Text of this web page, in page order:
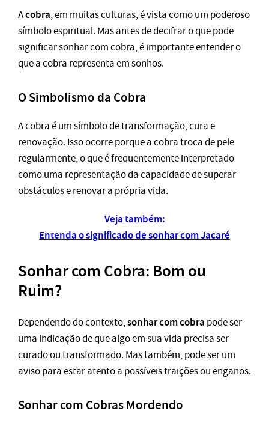
Acobra, em muitas culturas, é vista como um poderoso
símbolo espiritual. Mas antes de decifrar o que pode
significar sonhar com cobra, é importante entender o
que a cobra representa em sonhos.
O Simbolismo da Cobra
A cobra é um símbolo de transformação, cura e
renovação. Isso ocorre porque a cobra troca de pele
regularmente, o que é frequentemente interpretado
como uma representação da capacidade de superar
obstáculos e renovar a própria vida.
Veja também:
Entenda o significado de sonhar com Jacaré
Sonhar com Cobra: Bom ou
Ruim?
Dependendo do contexto,sonhar com cobra pode ser
uma indicação de que algo em sua vida precisa ser
curado ou transformado. Mas também, pode ser um
aviso para estar atento a possíveis traições ou enganos.
Sonhar com Cobras Mordendo